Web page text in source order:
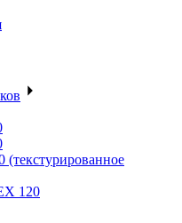
(текстурированное
120